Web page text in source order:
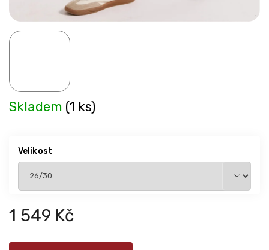
1 549 Kč
Skladem (1 ks)
Velikost